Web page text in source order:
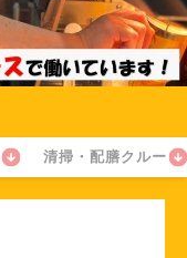
清掃・配膳クルー